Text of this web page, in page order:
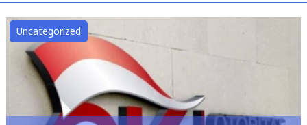
Uncategorized